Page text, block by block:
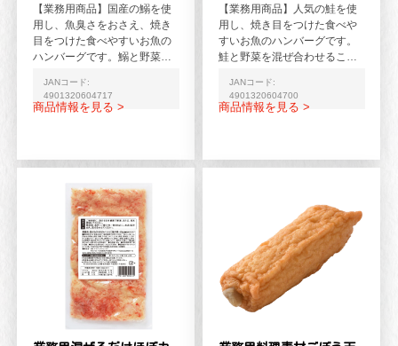
【業務用商品】国産の鰯を使
用し、魚臭さをおさえ、焼き
目をつけた食べやすいお魚の
ハンバーグです。鰯と野菜を
みがより感じられる仕上が...
JANコード:
4901320604717
商品情報を見る >
【業務用商品】人気の鮭を使
用し、焼き目をつけた食べや
すいお魚のハンバーグです。
鮭と野菜を混ぜ合わせること
る仕上がりです。
JANコード:
4901320604700
商品情報を見る >